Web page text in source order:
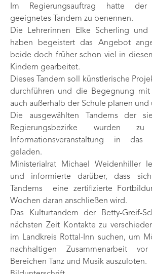
Im Regierungsauftrag hatte
geeignetes Tandem zu benennen.
Die Lehrerinnen Elke Scherling und
haben begeistert das Angebot
beide doch früher schon viel in
Kindern gearbeitet.
Dieses Tandem soll künstlerische
durchführen und die Begegnung
auch außerhalb der Schule planen und
Die ausgewählten Tandems der
Regierungsbezirke wurden
Informationsveranstaltung in das
geladen.
Ministerialrat Michael Weidenhiller
und informierte darüber, dass
Tandems eine zertifizierte
Wochen daran anschließen wird.
Das Kulturtandem der Betty-Greif-
nächsten Zeit Kontakte zu
im Landkreis Rottal-Inn suchen, um
nachhaltigen Zusammenarbeit
Bereichen Tanz und Musik auszuloten.